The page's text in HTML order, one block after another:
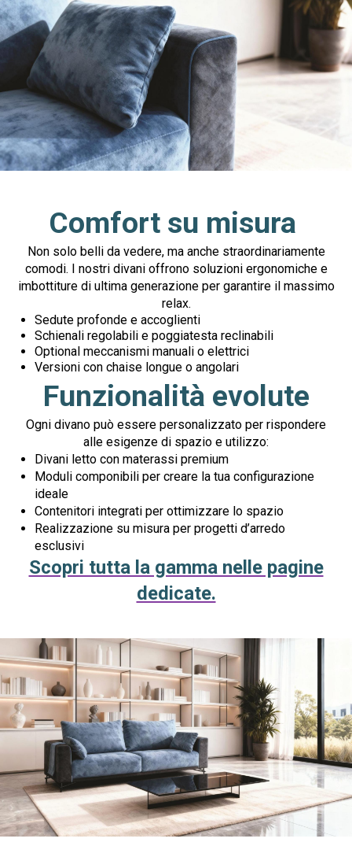
Comfort su misura
Non solo belli da vedere, ma anche straordinariamente
comodi. I nostri divani offrono soluzioni ergonomiche e
imbottiture di ultima generazione per garantire il massimo
relax.
Sedute profonde e accoglienti
Schienali regolabili e poggiatesta reclinabili
Optional meccanismi manuali o elettrici
Versioni con chaise longue o angolari
Funzionalità evolute
Ogni divano può essere personalizzato per rispondere
alle esigenze di spazio e utilizzo:
Divani letto con materassi premium
Moduli componibili per creare la tua configurazione
ideale
Contenitori integrati per ottimizzare lo spazio
Realizzazione su misura per progetti d’arredo
esclusivi
Scopri tutta la gamma nelle pagine
dedicate.